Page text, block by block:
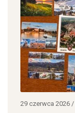
29 czerwca 2026 /